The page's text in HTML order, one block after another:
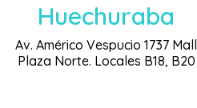
Huechuraba
Av. Américo Vespucio 1737 Mall
Plaza Norte. Locales B18, B20